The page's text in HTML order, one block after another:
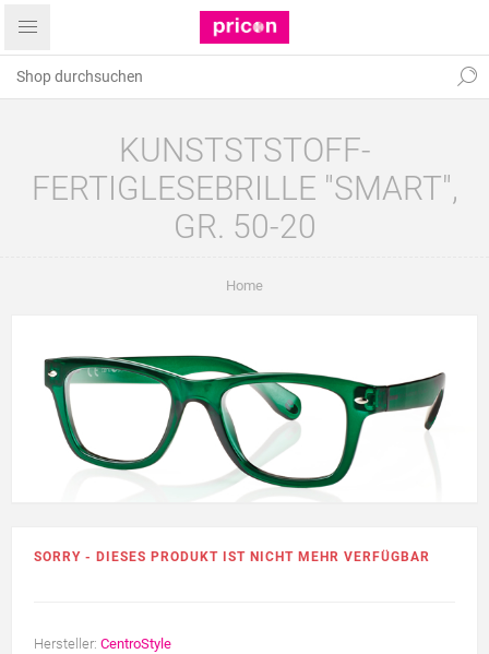
KUNSTSTSTOFF-
FERTIGLESEBRILLE "SMART",
GR. 50-20
Home
SORRY - DIESES PRODUKT IST NICHT MEHR VERFÜGBAR
Hersteller: CentroStyle